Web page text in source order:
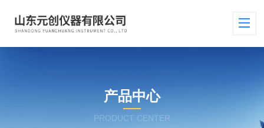
产品中心
PRODUCT CENTER